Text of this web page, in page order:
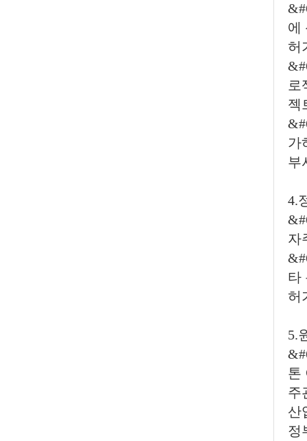
에
허
로
젝
가
부
4.
자
타
허
5.
톤
주
산
정